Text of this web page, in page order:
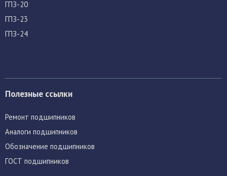
ГПЗ-20
ГПЗ-23
ГПЗ-24
Полезные ссылки
Ремонт подшипников
Аналоги подшипников
Обозначение подшипников
ГОСТ подшипников